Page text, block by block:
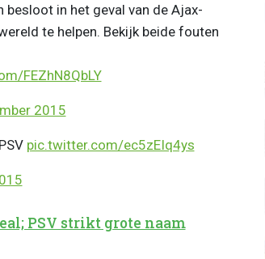
in het geval van de Ajax-
te helpen. Bekijk beide fouten
FEZhN8QbLY
2015
pic.twitter.com/ec5zEIq4ys
PSV strikt grote naam